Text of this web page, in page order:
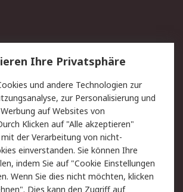
Lieferlösungen
Kontakt
Privatkunden
Datenschutz
Zahlungsbedingungen
Entsorgung
Ihre Privatsphäre
und andere Technologien zur
zur Personalisierung und
auf Websites von
Klicken auf "Alle akzeptieren"
der Verarbeitung von nicht-
einverstanden. Sie können Ihre
indem Sie auf "Cookie Einstellungen
Wenn Sie dies nicht möchten, klicken
Dies kann den Zugriff auf